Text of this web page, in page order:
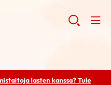
lasten kanssa? Tule